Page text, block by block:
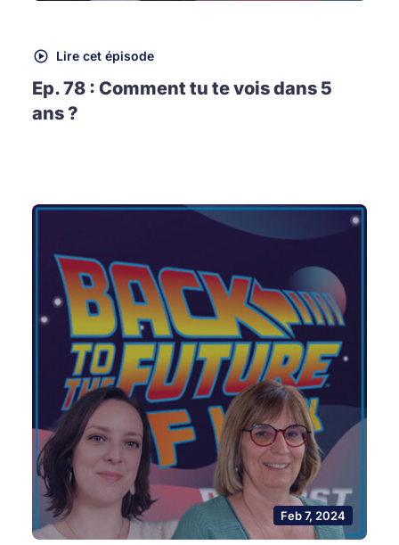
Lire cet épisode
Ep. 78 : Comment tu te vois dans 5
ans ?
Feb 7, 2024